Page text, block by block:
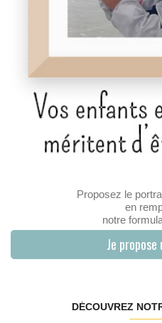
Proposez le
en
notre
Je
DÉCOUVREZ